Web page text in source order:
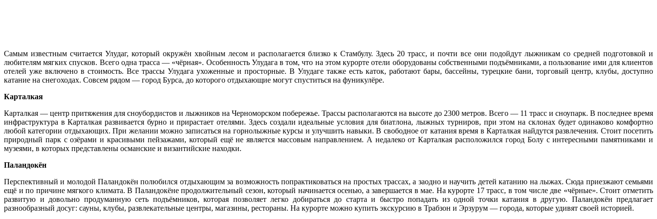
Самым известным считается Улудаг, который окружён хвойным лесом и располагается близко к Стамбулу. Здесь 20 трасс, и почти все они подойдут лыжникам со средней подготовкой и
любителям мягких спусков. Всего одна трасса — «чёрная». Особенность Улудага в том, что на этом курорте отели оборудованы собственными подъёмниками, а пользование ими для клиентов
отелей уже включено в стоимость. Все трассы Улудага ухоженные и просторные. В Улудаге также есть каток, работают бары, бассейны, турецкие бани, торговый центр, клубы, доступно
катание на снегоходах. Совсем рядом — город Бурса, до которого отдыхающие могут спуститься на фуникулёре.
Карталкая
Карталкая — центр притяжения для сноубордистов и лыжников на Черноморском побережье. Трассы располагаются на высоте до 2300 метров. Всего — 11 трасс и сноупарк. В последнее время
инфраструктура в Карталкая развивается бурно и прирастает отелями. Здесь создали идеальные условия для биатлона, лыжных турниров, при этом на склонах будет одинаково комфортно
любой категории отдыхающих. При желании можно записаться на горнолыжные курсы и улучшить навыки. В свободное от катания время в Карталкая найдутся развлечения. Стоит посетить
природный парк с озёрами и красивыми пейзажами, который ещё не является массовым направлением. А недалеко от Карталкая расположился город Болу с интересными памятниками и
музеями, в которых представлены османские и византийские находки.
Паландокён
Перспективный и молодой Паландокён полюбился отдыхающим за возможность попрактиковаться на простых трассах, а заодно и научить детей катанию на лыжах. Сюда приезжают семьями
ещё и по причине мягкого климата. В Паландокёне продолжительный сезон, который начинается осенью, а завершается в мае. На курорте 17 трасс, в том числе две «чёрные». Стоит отметить
развитую и довольно продуманную сеть подъёмников, которая позволяет легко добираться до старта и быстро попадать из одной точки катания в другую. Паландокён предлагает
разнообразный досуг: сауны, клубы, развлекательные центры, магазины, рестораны. На курорте можно купить экскурсию в Трабзон и Эрзурум — города, которые удивят своей историей.